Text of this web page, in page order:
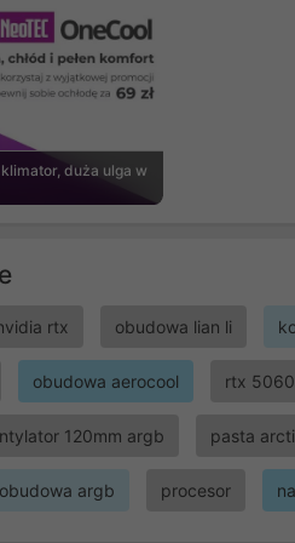
duża ulga w
rtx obudowa lian li
obudowa aerocool rtx 5060
120mm argb pasta
obudowa argb procesor